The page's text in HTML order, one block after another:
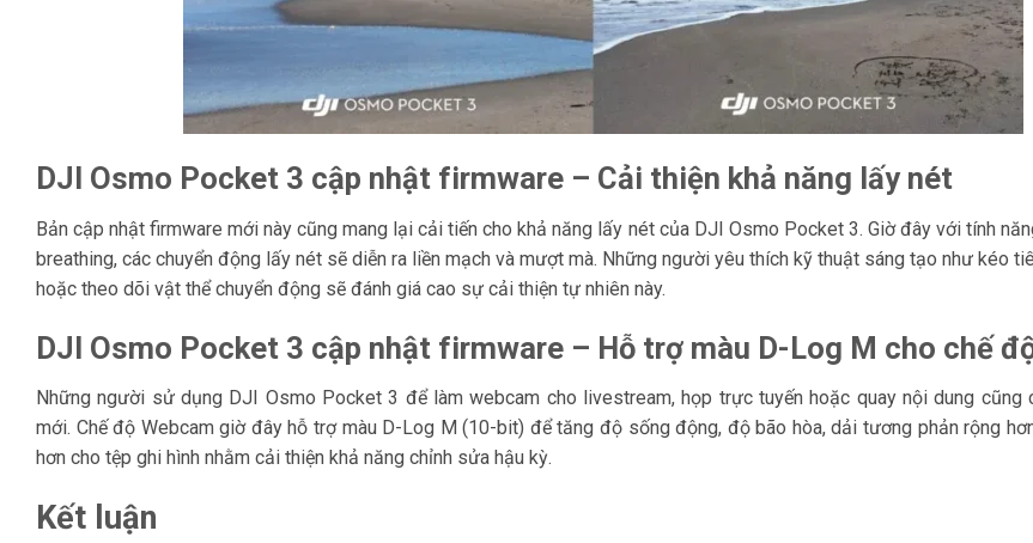
DJI Osmo Pocket 3 cập nhật firmware – Cải thiện khả năng lấy nét
Bản cập nhật firmware mới này cũng mang lại cải tiến cho khả năng lấy nét của DJI Osmo Pocket 3. Giờ đây với tính
breathing, các chuyển động lấy nét sẽ diễn ra liền mạch và mượt mà. Những người yêu thích kỹ thuật sáng tạo như kéo
hoặc theo dõi vật thể chuyển động sẽ đánh giá cao sự cải thiện tự nhiên này.
DJI Osmo Pocket 3 cập nhật firmware – Hỗ trợ màu D-Log M cho chế
Những người sử dụng DJI Osmo Pocket 3 để làm webcam cho livestream, họp trực tuyến hoặc quay nội dung cũng
mới. Chế độ Webcam giờ đây hỗ trợ màu D-Log M (10-bit) để tăng độ sống động, độ bão hòa, dải tương phản rộng
hơn cho tệp ghi hình nhằm cải thiện khả năng chỉnh sửa hậu kỳ.
Kết luận